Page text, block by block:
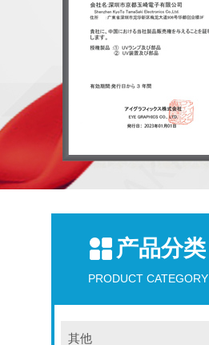
产品分类
PRODUCT CATEGORY
其他